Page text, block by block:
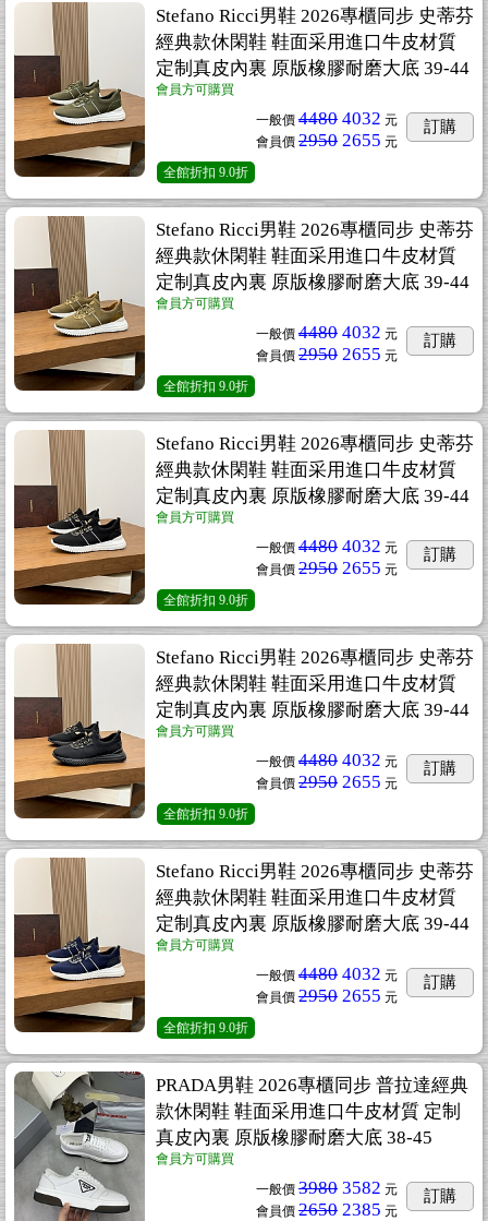
Stefano Ricci男鞋 2026專櫃同步 史蒂芬
經典款休閑鞋 鞋面采用進口牛皮材質
定制真皮內裏 原版橡膠耐磨大底 39-44
會員方可購買
一般價 4480 4032 元
會員價 2950 2655 元
訂購
全館折扣 9.0折
Stefano Ricci男鞋 2026專櫃同步 史蒂芬
經典款休閑鞋 鞋面采用進口牛皮材質
定制真皮內裏 原版橡膠耐磨大底 39-44
會員方可購買
一般價 4480 4032 元
會員價 2950 2655 元
訂購
全館折扣 9.0折
Stefano Ricci男鞋 2026專櫃同步 史蒂芬
經典款休閑鞋 鞋面采用進口牛皮材質
定制真皮內裏 原版橡膠耐磨大底 39-44
會員方可購買
一般價 4480 4032 元
會員價 2950 2655 元
訂購
全館折扣 9.0折
Stefano Ricci男鞋 2026專櫃同步 史蒂芬
經典款休閑鞋 鞋面采用進口牛皮材質
定制真皮內裏 原版橡膠耐磨大底 39-44
會員方可購買
一般價 4480 4032 元
會員價 2950 2655 元
訂購
全館折扣 9.0折
Stefano Ricci男鞋 2026專櫃同步 史蒂芬
經典款休閑鞋 鞋面采用進口牛皮材質
定制真皮內裏 原版橡膠耐磨大底 39-44
會員方可購買
一般價 4480 4032 元
會員價 2950 2655 元
訂購
全館折扣 9.0折
PRADA男鞋 2026專櫃同步 普拉達經典
款休閑鞋 鞋面采用進口牛皮材質 定制
真皮內裏 原版橡膠耐磨大底 38-45
會員方可購買
一般價 3980 3582 元
會員價 2650 2385 元
訂購